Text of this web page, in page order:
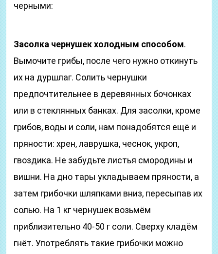
черными:
Засолка чернушек холодным способом.
Вымочите грибы, после чего нужно откинуть
их на дуршлаг. Солить чернушки
предпочтительнее в деревянных бочонках
или в стеклянных банках. Для засолки, кроме
грибов, воды и соли, нам понадобятся ещё и
пряности: хрен, лаврушка, чеснок, укроп,
гвоздика. Не забудьте листья смородины и
вишни. На дно тары укладываем пряности, а
затем грибочки шляпками вниз, пересыпав их
солью. На 1 кг чернушек возьмём
приблизительно 40-50 г соли. Сверху кладём
гнёт. Употреблять такие грибочки можно